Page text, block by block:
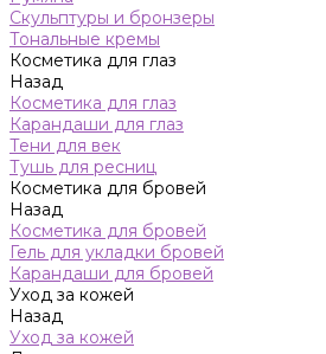
Скульптуры и бронзеры
Тональные кремы
Косметика для глаз
Назад
Косметика для глаз
Карандаши для глаз
Тени для век
Тушь для ресниц
Косметика для бровей
Назад
Косметика для бровей
Гель для укладки бровей
Карандаши для бровей
Уход за кожей
Назад
Уход за кожей